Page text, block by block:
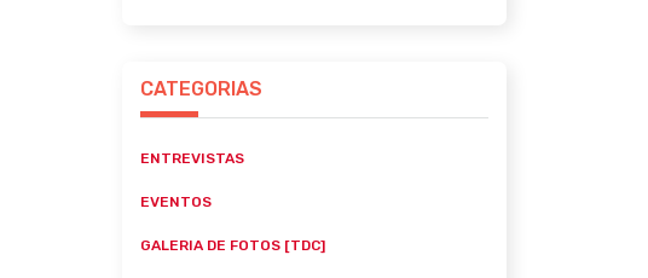
CATEGORIAS
ENTREVISTAS
EVENTOS
GALERIA DE FOTOS [TDC]